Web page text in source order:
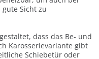
Sicht zu
dass das Be- und
Karosserievariante gibt
Schiebetür oder